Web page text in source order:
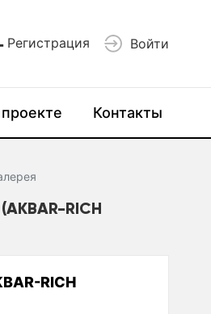
Регистрация Войти
Контакты
RICH
RICH